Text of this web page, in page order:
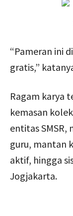
“Pameran ini
gratis,”
Ragam karya
kemasan
entitas
guru, mantan
aktif, hingga
Jogjakarta.